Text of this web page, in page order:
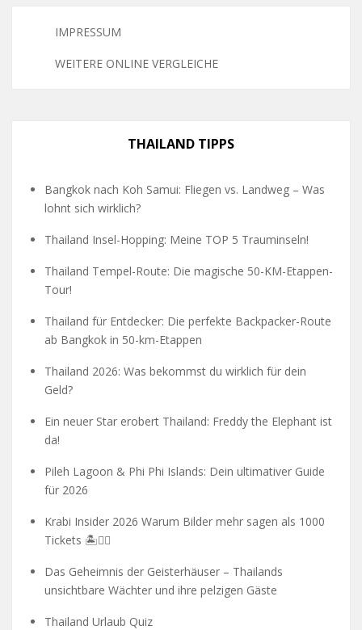
IMPRESSUM
WEITERE ONLINE VERGLEICHE
THAILAND TIPPS
Bangkok nach Koh Samui: Fliegen vs. Landweg – Was
lohnt sich wirklich?
Thailand Insel-Hopping: Meine TOP 5 Trauminseln!
Thailand Tempel-Route: Die magische 50-KM-Etappen-
Tour!
Thailand für Entdecker: Die perfekte Backpacker-Route
ab Bangkok in 50-km-Etappen
Thailand 2026: Was bekommst du wirklich für dein
Geld?
Ein neuer Star erobert Thailand: Freddy the Elephant ist
da!
Pileh Lagoon & Phi Phi Islands: Dein ultimativer Guide
für 2026
Krabi Insider 2026 Warum Bilder mehr sagen als 1000
Tickets 🏝️🧗‍♂️
Das Geheimnis der Geisterhäuser – Thailands
unsichtbare Wächter und ihre pelzigen Gäste
Thailand Urlaub Quiz